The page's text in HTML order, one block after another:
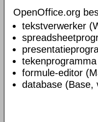
OpenOffice.org
tekstverwerker
formule-editor
database (Base,